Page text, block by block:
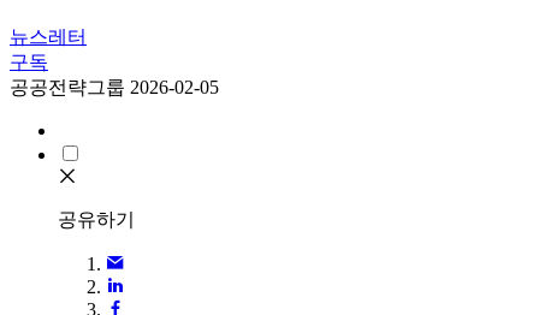
뉴스레터
구독
공공전략그룹 2026-02-05
공유하기